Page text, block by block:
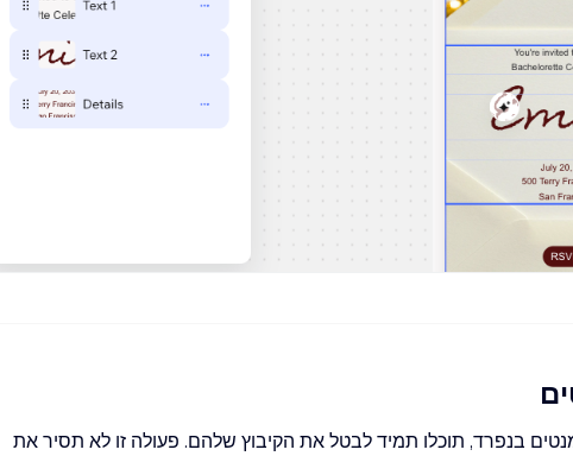
בנפרד, תוכלו תמיד לבטל את הקיבוץ שלהם. פעולה זו לא תסיר את